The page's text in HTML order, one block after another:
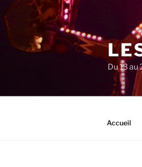
au
contenu
principal
Du 13
Accueil